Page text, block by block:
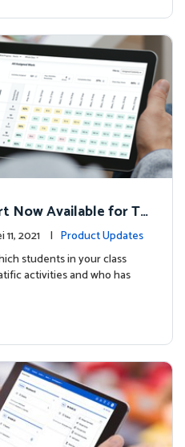
Now Available for Te
11, 2021 | Product Updates
students in your class
activities and who has